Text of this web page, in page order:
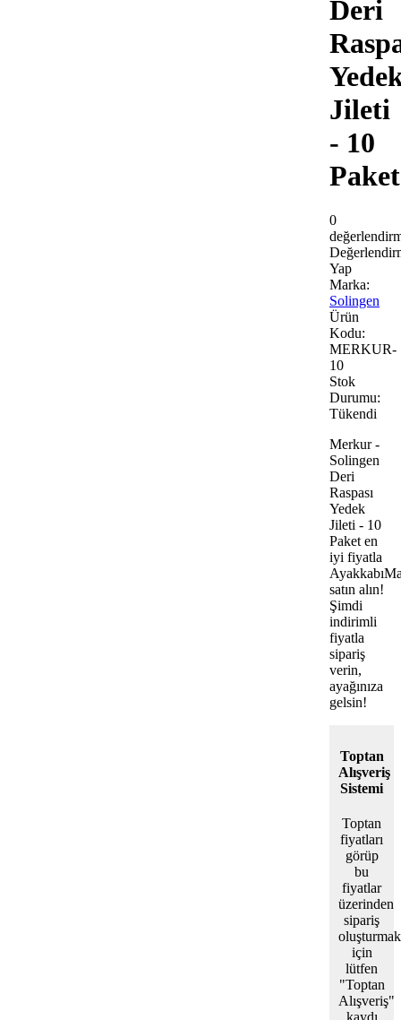
Deri
Jileti
- 10
Paket
0
Yap
Marka:
Solingen
Ürün
Kodu:
MERKUR-
10
Stok
Durumu:
Tükendi
Merkur -
Solingen
Deri
Raspası
Yedek
Jileti - 10
Paket en
iyi fiyatla
satın alın!
Şimdi
indirimli
fiyatla
sipariş
verin,
ayağınıza
gelsin!
Toptan
Alışveriş
Sistemi
Toptan
fiyatları
görüp
bu
fiyatlar
üzerinden
sipariş
oluşturmak
için
lütfen
"Toptan
Alışveriş"
kaydı